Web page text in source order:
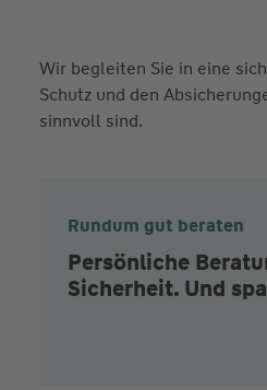
Wir begleiten Sie in eine
Schutz und den
sinnvoll sind.
Rundum gut beraten
Persönliche
Sicherheit. Und